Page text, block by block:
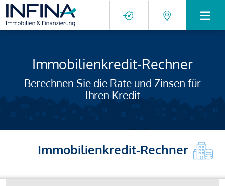
Immobilienkredit-Rechner
Berechnen Sie die Rate und Zinsen für
Ihren Kredit
Immobilienkredit-Rechner